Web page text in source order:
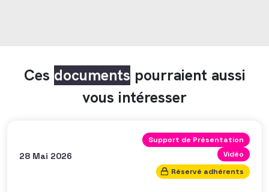
Ces documents pourraient aussi
vous intéresser
28 Mai 2026
Support de Présentation
Vidéo
Réservé adhérents